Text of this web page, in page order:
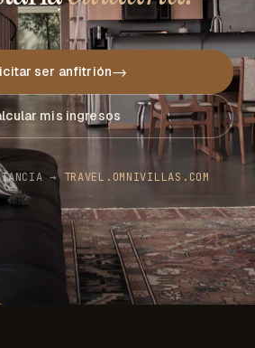
ser anfitrión→
mis ingresos
→ TRAVEL.OMNIVILLAS.COM